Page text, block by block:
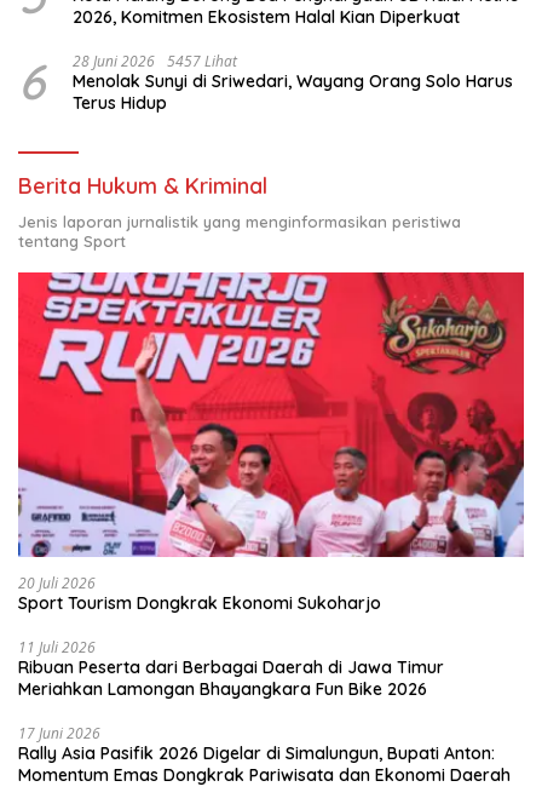
2026, Komitmen Ekosistem Halal Kian Diperkuat
6 28 Juni 2026 5457 Lihat
Menolak Sunyi di Sriwedari, Wayang Orang Solo Harus
Terus Hidup
Berita Hukum & Kriminal
Jenis laporan jurnalistik yang menginformasikan peristiwa
tentang Sport
20 Juli 2026
Sport Tourism Dongkrak Ekonomi Sukoharjo
11 Juli 2026
Ribuan Peserta dari Berbagai Daerah di Jawa Timur
Meriahkan Lamongan Bhayangkara Fun Bike 2026
17 Juni 2026
Rally Asia Pasifik 2026 Digelar di Simalungun, Bupati Anton:
Momentum Emas Dongkrak Pariwisata dan Ekonomi Daerah